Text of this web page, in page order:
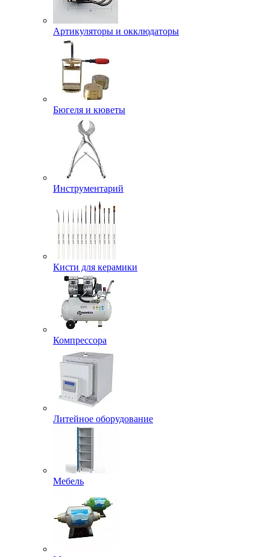
Артикуляторы и окклюдаторы
Бюгеля и кюветы
Инструментарий
Кисти для керамики
Компрессора
Литейное оборудование
Мебель